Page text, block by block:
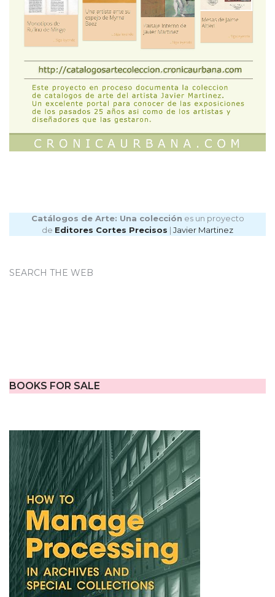
Catálogos de Arte: Una colección es un proyecto
de Editores Cortes Precisos | Javier Martinez
SEARCH THE WEB
BOOKS FOR SALE